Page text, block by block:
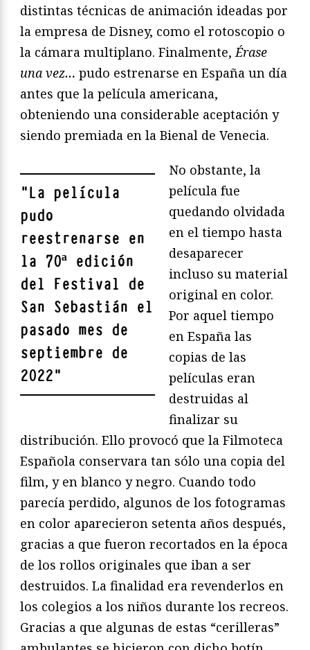
distintas técnicas de animación ideadas por
la empresa de Disney, como el rotoscopio o
la cámara multiplano. Finalmente,Érase
una vez… pudo estrenarse en España un día
antes que la película americana,
obteniendo una considerable aceptación y
siendo premiada en la Bienal de Venecia.
"La película
pudo
reestrenarse en
la 70ª edición
del Festival de
San Sebastián el
pasado mes de
septiembre de
2022"
No obstante, la
película fue
quedando olvidada
en el tiempo hasta
desaparecer
incluso su material
original en color.
Por aquel tiempo
en España las
copias de las
películas eran
destruidas al
finalizar su
distribución. Ello provocó que la Filmoteca
Española conservara tan sólo una copia del
film, y en blanco y negro. Cuando todo
parecía perdido, algunos de los fotogramas
en color aparecieron setenta años después,
gracias a que fueron recortados en la época
de los rollos originales que iban a ser
destruidos. La finalidad era revenderlos en
los colegios a los niños durante los recreos.
Gracias a que algunas de estas “cerilleras”